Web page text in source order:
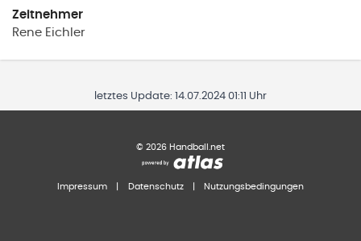
Zeitnehmer
Rene Eichler
letztes Update: 14.07.2024 01:11 Uhr
© 2026 Handball.net
Impressum Datenschutz Nutzungsbedingungen